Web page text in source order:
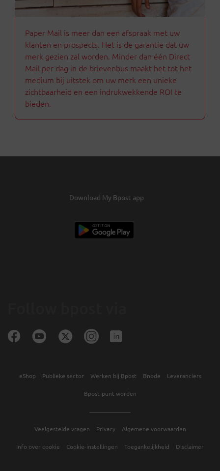
Paper Mail is meer dan een afspraak met uw
klanten en prospects. Het is de garantie dat uw
merk gezien zal worden. Minder dan één Direct
Mail per dag in de brievenbus maakt het tot het
medium bij uitstek om uw merk een unieke
zichtbaarheid en een indrukwekkende ROI te
bieden.
Download My Bpost app
Veelgestelde vragen Privacy Algemene voorwaarden
Info over cookie Cookie-instellingen Toegankelijkheid Disclaimer
eShop Publieke sector Werken bij Bpost Bnode Leveranciers
Bpost-punt worden